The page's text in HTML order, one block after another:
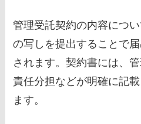
管理受託契約の内容につ
の写しを提出することで
されます。契約書には、
責任分担などが明確に記
ます。